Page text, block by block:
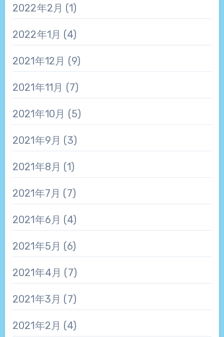
2022年2月 (1)
2022年1月 (4)
2021年12月 (9)
2021年11月 (7)
2021年10月 (5)
2021年9月 (3)
2021年8月 (1)
2021年7月 (7)
2021年6月 (4)
2021年5月 (6)
2021年4月 (7)
2021年3月 (7)
2021年2月 (4)